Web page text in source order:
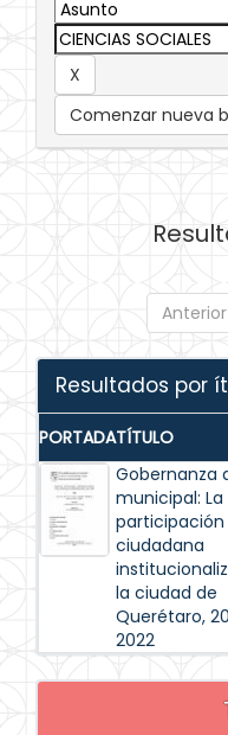
Comenzar nueva
Anterior
Resultados por
PORTADATÍTULO
Gobernanza
municipal: La
participación
ciudadana
la ciudad de
Querétaro,
2022